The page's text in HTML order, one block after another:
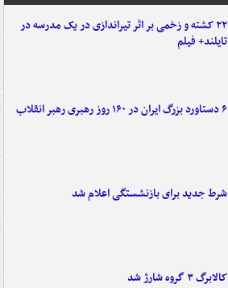
۲۲ کشته و زخمی بر اثر تیراندازی در یک مدرسه در
تایلند+ فیلم
۶ دستاورد بزرگ ایران در ۱۶۰ روز رهبری رهبر انقلاب
شرط جدید برای بازنشستگی اعلام شد
کالابرگ ۳ گروه شارژ شد